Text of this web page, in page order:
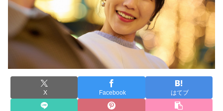
X Facebook はてブ